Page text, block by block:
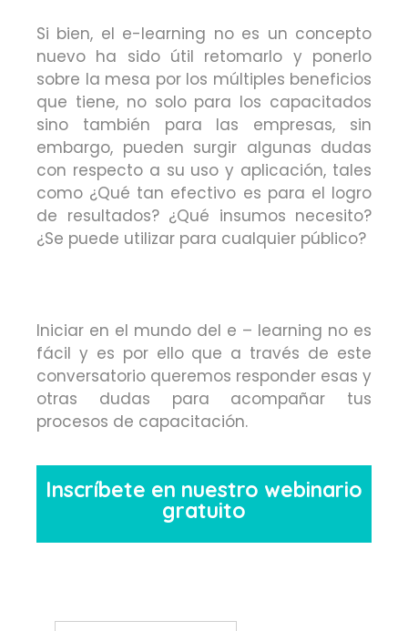
Si bien, el e-learning no es un concepto
nuevo ha sido útil retomarlo y ponerlo
sobre la mesa por los múltiples beneficios
que tiene, no solo para los capacitados
sino también para las empresas, sin
embargo, pueden surgir algunas dudas
con respecto a su uso y aplicación, tales
como ¿Qué tan efectivo es para el logro
de resultados? ¿Qué insumos necesito?
¿Se puede utilizar para cualquier público?
Iniciar en el mundo del e – learning no es
fácil y es por ello que a través de este
conversatorio queremos responder esas y
otras dudas para acompañar tus
procesos de capacitación.
Inscríbete en nuestro webinario
gratuito